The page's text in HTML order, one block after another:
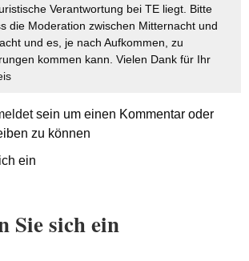
Verantwortung bei TE liegt. Bitte
die Moderation zwischen Mitternacht und
und es, je nach Aufkommen, zu
kommen kann. Vielen Dank für Ihr
sein um einen Kommentar oder
zu können
ein
Sie sich ein